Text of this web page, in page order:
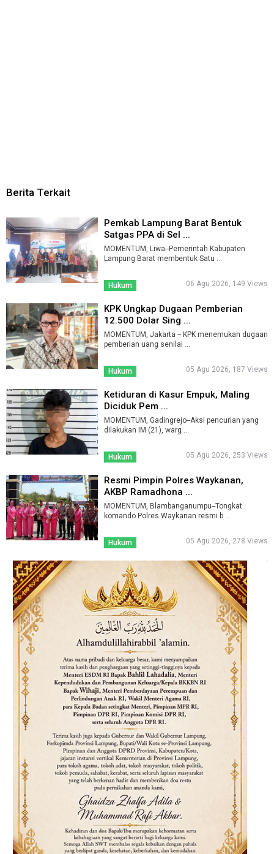
Berita Terkait
Pemkab Lampung Barat Bentuk
Satgas PPA di Sel ...
MOMENTUM, Liwa--Pemerintah Kabupaten
Lampung Barat membentuk Satu ...
Hukum 06 Agu 2026, 149 Views
KPK Ungkap Dugaan Pemberian
12.500 Dolar Sing ...
MOMENTUM, Jakarta -- KPK menemukan dugaan
pemberian uang senilai ...
Hukum 05 Agu 2026, 187 Views
Ketiduran di Kasur Empuk, Maling
Diciduk Pem ...
MOMENTUM, Gadingrejo--Aksi pencurian yang
dilakukan IM (21), warg ...
Hukum 05 Agu 2026, 253 Views
Resmi Pimpin Polres Waykanan,
AKBP Ramadhona ...
MOMENTUM, Blambanganumpu--Tongkat
komando Polres Waykanan resmi b ...
Hukum 05 Agu 2026, 278 Views